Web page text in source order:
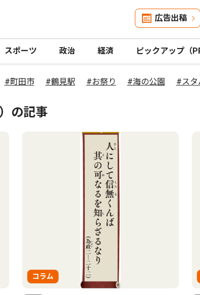
広告出稿
スポーツ 政治 経済 ピックアップ（
#町田市 #鶴見駅 #お祭り #海の公園 #スタ
の記事
コラム